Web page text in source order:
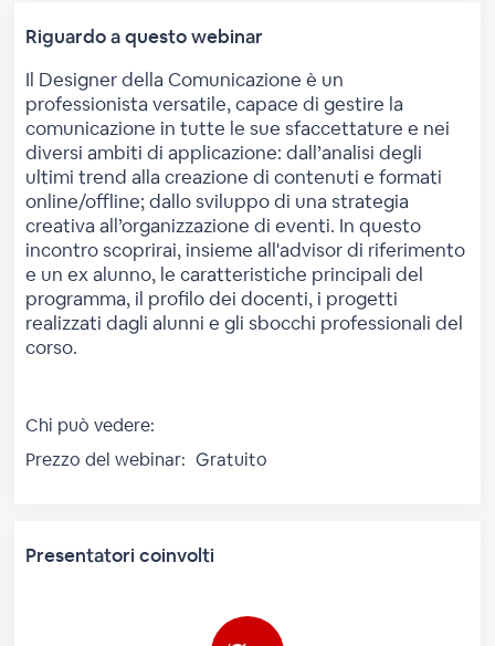
Riguardo a questo webinar
Il Designer della Comunicazione è un
professionista versatile, capace di gestire la
comunicazione in tutte le sue sfaccettature e nei
diversi ambiti di applicazione: dall’analisi degli
ultimi trend alla creazione di contenuti e formati
online/offline; dallo sviluppo di una strategia
creativa all’organizzazione di eventi. In questo
incontro scoprirai, insieme all'advisor di riferimento
e un ex alunno, le caratteristiche principali del
programma, il profilo dei docenti, i progetti
realizzati dagli alunni e gli sbocchi professionali del
corso.
Chi può vedere:
Prezzo del webinar: Gratuito
Presentatori coinvolti